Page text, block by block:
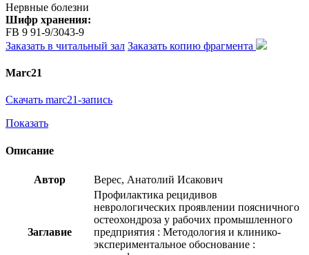
Нервные болезни
Шифр хранения:
FB 9 91-9/3043-9
Заказать в читальный зал Заказать копию фрагмента
Marc21
Скачать marc21-запись
Показать
Описание
Автор Верес, Анатолий Исакович
Заглавие
Профилактика рецидивов
неврологических проявлении поясничного
остеохондроза у рабочих промышленного
предприятия : Методология и клинико-
экспериментальное обоснование :